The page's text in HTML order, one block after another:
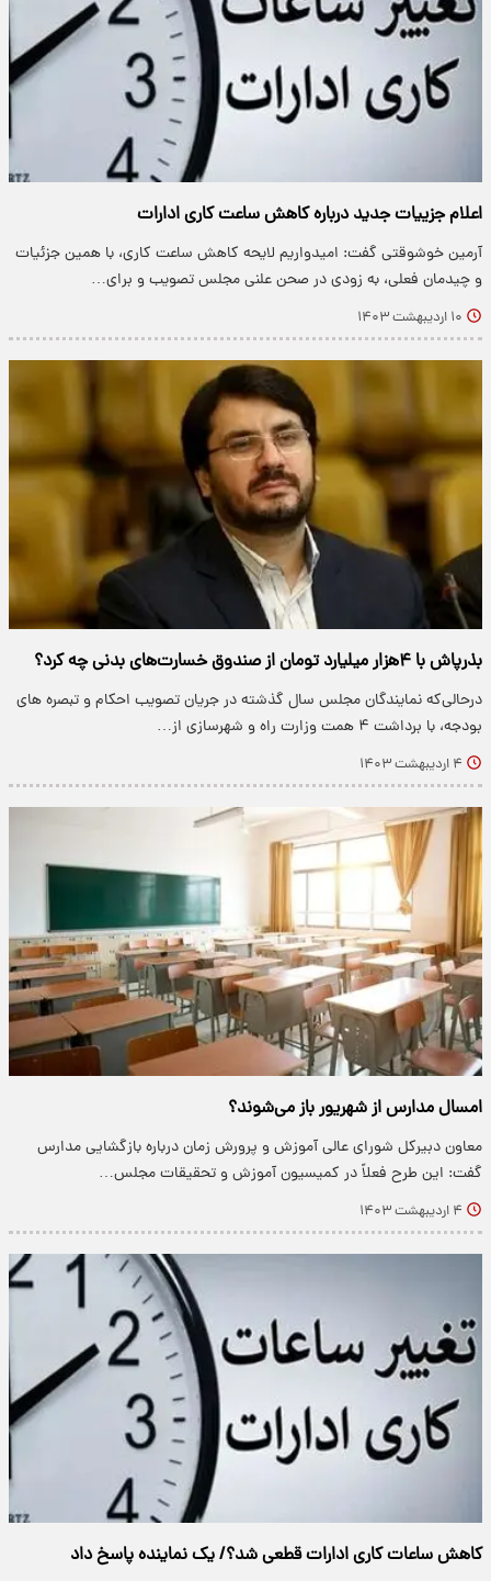
اعلام جزییات جدید درباره کاهش ساعت کاری ادارات
آرمین خوشوقتی گفت: امیدواریم لایحه کاهش ساعت کاری، با همین جزئیات
و چیدمان فعلی، به زودی در صحن علنی مجلس تصویب و برای…
۱۰ اردیبهشت ۱۴۰۳
بذرپاش با ۴هزار میلیارد تومان از صندوق خسارت‌های بدنی چه کرد؟
درحالی‌که نمایندگان مجلس سال گذشته در جریان تصویب احکام و تبصره های
بودجه، با برداشت ۴ همت وزارت راه و شهرسازی از…
۴ اردیبهشت ۱۴۰۳
امسال مدارس از شهریور باز می‌شوند؟
معاون دبیرکل شورای عالی آموزش و پرورش زمان درباره بازگشایی مدارس
گفت: این طرح فعلاً در کمیسیون آموزش و تحقیقات مجلس…
۴ اردیبهشت ۱۴۰۳
کاهش ساعات کاری ادارات قطعی شد؟/ یک نماینده پاسخ داد